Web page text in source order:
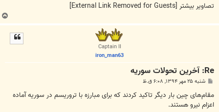
تصاوير بيشتر
ب
ا
Captain II
iron_man63
Re: آخرين تحولات سوريه
پ
ت
شنبه ۲۵ مهر ۱۳۹۴, ۶:۰۸ ق.ظ
مقام‌های چین بار دیگر تاکید کردند که برای مبارزه با تروریسم در سوریه آماده
اعزام نیرو هستند.